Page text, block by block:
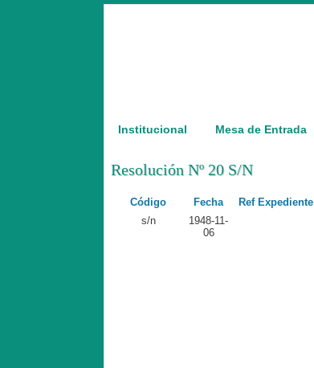
Institucional Mesa de Entrada
Resolución Nº 20 S/N
Código Fecha Ref Expediente
s/n
1948-11-
06